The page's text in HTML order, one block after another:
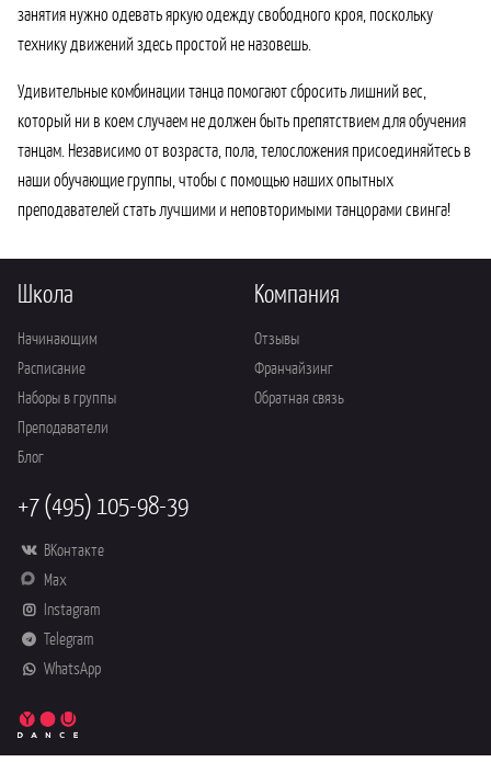
занятия нужно одевать яркую одежду свободного кроя, поскольку
технику движений здесь простой не назовешь.
Удивительные комбинации танца помогают сбросить лишний вес,
который ни в коем случаем не должен быть препятствием для обучения
танцам. Независимо от возраста, пола, телосложения присоединяйтесь в
наши обучающие группы, чтобы с помощью наших опытных
преподавателей стать лучшими и неповторимыми танцорами свинга!
Школа
Начинающим
Расписание
Наборы в группы
Преподаватели
Блог
Компания
Отзывы
Франчайзинг
Обратная связь
+7 (495) 105-98-39
ВКонтакте
Max
Instagram
Telegram
WhatsApp